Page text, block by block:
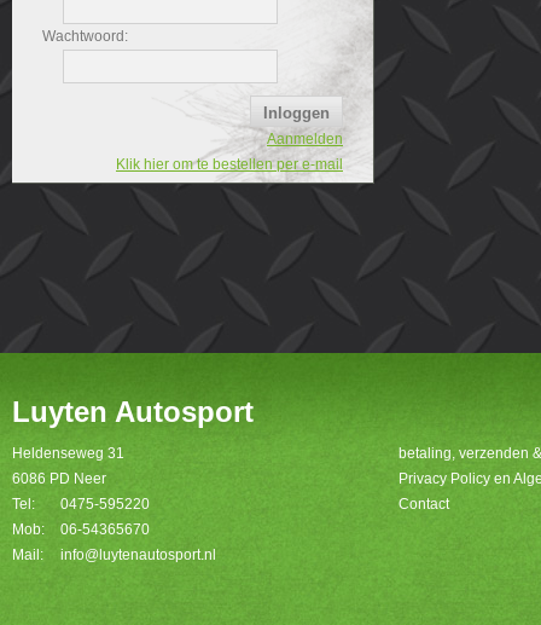
Wachtwoord:
Aanmelden
Klik hier om te bestellen per e-mail
Luyten Autosport
Heldenseweg 31
6086 PD Neer
Tel:
0475-595220
Mob:
06-54365670
Mail:
info@luytenautosport.nl
betaling, verzenden
Privacy Policy en
Contact